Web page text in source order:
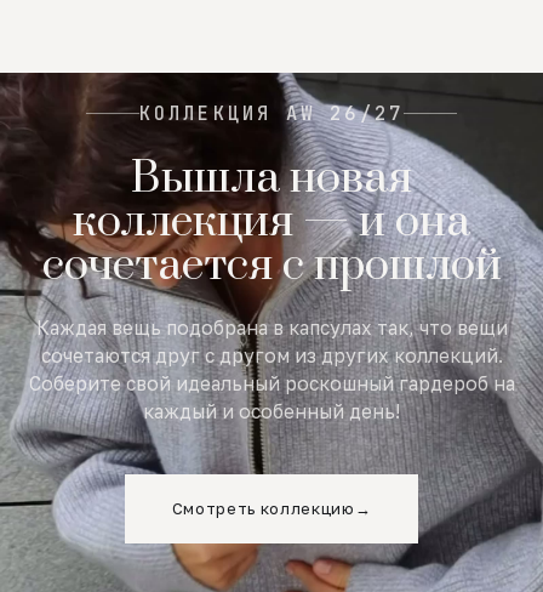
КОЛЛЕКЦИЯ AW 26/27
Вышла новая
коллекция — и она
сочетается с прошлой
Каждая вещь подобрана в капсулах так, что вещи
сочетаются друг с другом из других коллекций.
Соберите свой идеальный роскошный гардероб на
каждый и особенный день!
Смотреть коллекцию →